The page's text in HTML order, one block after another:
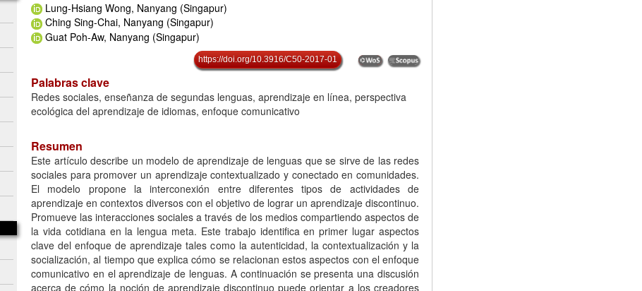
Lung-Hsiang Wong, Nanyang (Singapur)
Ching Sing-Chai, Nanyang (Singapur)
Guat Poh-Aw, Nanyang (Singapur)
https://doi.org/10.3916/C50-2017-01
Palabras clave
Redes sociales, enseñanza de segundas lenguas, aprendizaje en línea, perspectiva
ecológica del aprendizaje de idiomas, enfoque comunicativo
Resumen
Este artículo describe un modelo de aprendizaje de lenguas que se sirve de las redes
sociales para promover un aprendizaje contextualizado y conectado en comunidades.
El modelo propone la interconexión entre diferentes tipos de actividades de
aprendizaje en contextos diversos con el objetivo de lograr un aprendizaje discontinuo.
Promueve las interacciones sociales a través de los medios compartiendo aspectos de
la vida cotidiana en la lengua meta. Este trabajo identifica en primer lugar aspectos
clave del enfoque de aprendizaje tales como la autenticidad, la contextualización y la
socialización, al tiempo que explica cómo se relacionan estos aspectos con el enfoque
comunicativo en el aprendizaje de lenguas. A continuación se presenta una discusión
acerca de cómo la noción de aprendizaje discontinuo puede orientar a los creadores